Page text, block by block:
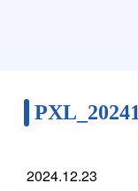
2024.12.23